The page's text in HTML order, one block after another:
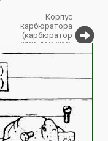
Корпус
карбюратора
(карбюратор
2106-1107010-
10)